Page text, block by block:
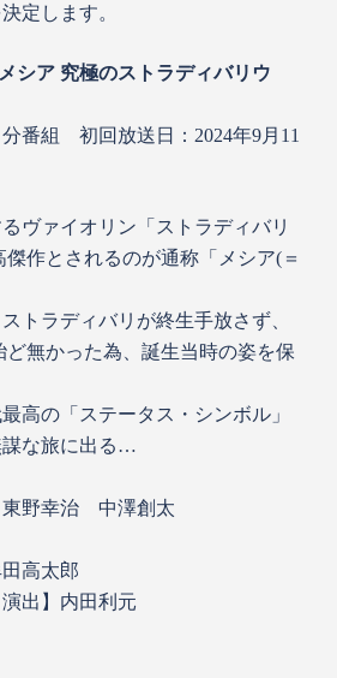
定します。
シア 究極のストラディバリウ
番組 初回放送日：2024年9月11
ヴァイオリン「ストラディバリ
作とされるのが通称「メシア(＝
トラディバリが終生手放さず、
無かった為、誕生当時の姿を保
高の「ステータス・シンボル」
謀な旅に出る…
野幸治 中澤創太
田高太郎
演出】内田利元